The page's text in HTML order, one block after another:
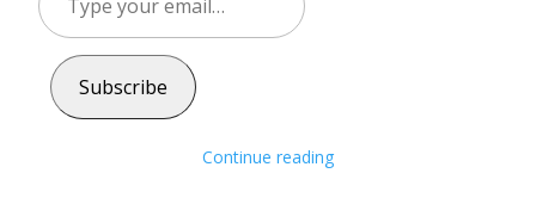
your
email…
Subscribe
Continue reading